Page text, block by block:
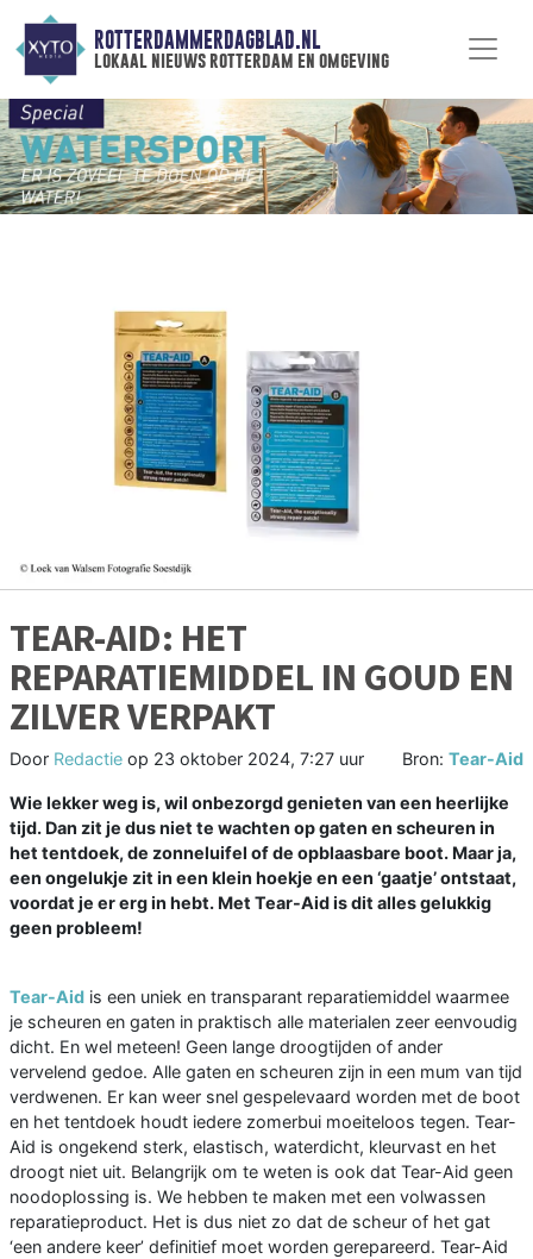
ROTTERDAMMERDAGBLAD.NL
lokaal nieuws rotterdam en omgeving
TEAR-AID: HET
REPARATIEMIDDEL IN GOUD EN
ZILVER VERPAKT
Door Redactie op 23 oktober 2024, 7:27 uur Bron: Tear-Aid
Wie lekker weg is, wil onbezorgd genieten van een heerlijke
tijd. Dan zit je dus niet te wachten op gaten en scheuren in
het tentdoek, de zonneluifel of de opblaasbare boot. Maar ja,
een ongelukje zit in een klein hoekje en een ‘gaatje’ ontstaat,
voordat je er erg in hebt. Met Tear-Aid is dit alles gelukkig
geen probleem!
Tear-Aid is een uniek en transparant reparatiemiddel waarmee
je scheuren en gaten in praktisch alle materialen zeer eenvoudig
dicht. En wel meteen! Geen lange droogtijden of ander
vervelend gedoe. Alle gaten en scheuren zijn in een mum van tijd
verdwenen. Er kan weer snel gespelevaard worden met de boot
en het tentdoek houdt iedere zomerbui moeiteloos tegen. Tear-
Aid is ongekend sterk, elastisch, waterdicht, kleurvast en het
droogt niet uit. Belangrijk om te weten is ook dat Tear-Aid geen
noodoplossing is. We hebben te maken met een volwassen
reparatieproduct. Het is dus niet zo dat de scheur of het gat
‘een andere keer’ definitief moet worden gerepareerd. Tear-Aid